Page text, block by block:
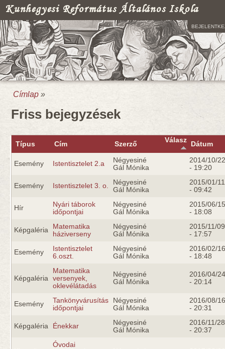
Kunhegyesi Református Általános Iskola
Jelenlegi hely
Címlap »
Friss bejegyzések
Típus Cím Szerző Válasz Dátum
Esemény Istentisztelet 2.a
Négyesiné
Gál Mónika
2014/10/22
- 19:20
Esemény Istentisztelet 3. o.
Négyesiné
Gál Mónika
2015/01/11
- 09:42
Hír
Nyári táborok
időpontjai
Négyesiné
Gál Mónika
2015/06/15
- 18:08
Képgaléria
Matematika
háziverseny
Négyesiné
Gál Mónika
2015/11/09
- 17:57
Esemény
Istentisztelet
6.oszt.
Négyesiné
Gál Mónika
2016/02/16
- 18:48
Képgaléria
Matematika
versenyek,
oklevélátadás
Négyesiné
Gál Mónika
2016/04/24
- 20:14
Esemény
Tankönyvárusítás
időpontjai
Négyesiné
Gál Mónika
2016/08/16
- 20:31
Képgaléria Énekkar
Négyesiné
Gál Mónika
2016/11/28
- 20:37
Óvodai